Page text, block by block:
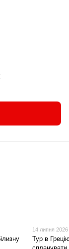
14 липня 2026
Тур в